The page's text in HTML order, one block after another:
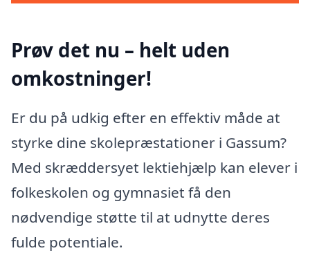
Prøv det nu – helt uden
omkostninger!
Er du på udkig efter en effektiv måde at
styrke dine skolepræstationer i Gassum?
Med skræddersyet lektiehjælp kan elever i
folkeskolen og gymnasiet få den
nødvendige støtte til at udnytte deres
fulde potentiale.